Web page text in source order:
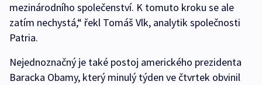
mezinárodního společenství. K tomuto kroku se ale
zatím nechystá,“ řekl Tomáš Vlk, analytik společnosti
Patria.
Nejednoznačný je také postoj amerického prezidenta
Baracka Obamy, který minulý týden ve čtvrtek obvinil